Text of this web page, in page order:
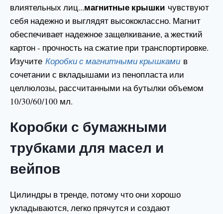
влиятельных лиц...магнитные крышки чувствуют
себя надежно и выглядят высококлассно. Магнит
обеспечивает надежное защелкивание, а жесткий
картон - прочность на сжатие при транспортировке.
Изучите Коробки с магнитными крышками в
сочетании с вкладышами из пенопласта или
целлюлозы, рассчитанными на бутылки объемом
10/30/60/100 мл.
Коробки с бумажными
трубками для масел и
вейпов
Цилиндры в тренде, потому что они хорошо
укладываются, легко прячутся и создают